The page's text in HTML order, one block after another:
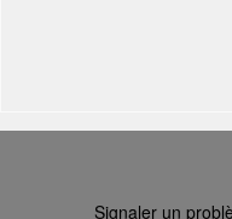
Signaler un